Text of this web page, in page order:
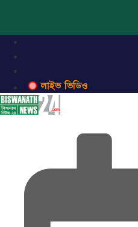
লাইভ ভিডিও